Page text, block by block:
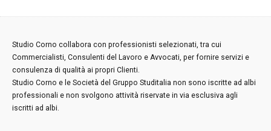
Studio Corno collabora con professionisti selezionati, tra cui
Commercialisti, Consulenti del Lavoro e Avvocati, per fornire servizi e
consulenza di qualità ai propri Clienti.
Studio Corno e le Società del Gruppo Studitalia non sono iscritte ad albi
professionali e non svolgono attività riservate in via esclusiva agli
iscritti ad albi.